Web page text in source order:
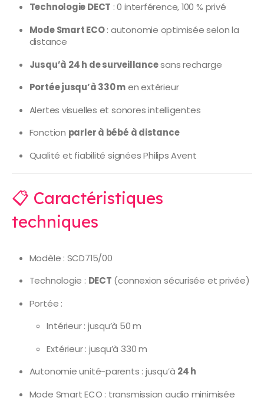
Technologie DECT : 0 interférence, 100 % privé
Mode Smart ECO: autonomie optimisée selon la
distance
Jusqu’à 24 h de surveillancesans recharge
Portée jusqu’à 330 men extérieur
Alertes visuelles et sonores intelligentes
Fonction parler à bébé à distance
Qualité et fiabilité signées Philips Avent
📋 Caractéristiques
techniques
Modèle : SCD715/00
Technologie : DECT (connexion sécurisée et privée)
Portée :
Intérieur : jusqu’à 50 m
Extérieur : jusqu’à 330 m
Autonomie unité-parents : jusqu’à 24 h
Mode Smart ECO : transmission audio minimisée